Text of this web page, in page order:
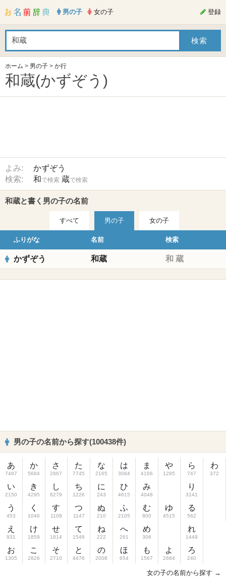
男の子 女の子 登録
ホーム > 男の子 > か行
和蔵(かずぞう)
よみ:
かずぞう
検索:
和で検索 蔵で検索
和蔵と書く男の子の名前
すべて 男の子 女の子
ふりがな 名前 検索
かずぞう 和蔵 和 蔵
男の子の名前から探す(100438件)
あ
7497
い
2150
う
453
え
931
お
1305
か
5684
き
4295
く
1046
け
1859
こ
2826
さ
2867
し
6279
す
1108
せ
1814
そ
2710
た
7745
ち
1226
つ
1147
て
1546
と
4476
な
2165
に
243
ぬ
210
ね
222
の
2008
は
3084
ひ
4615
ふ
2105
へ
261
ほ
654
ま
4166
み
4048
む
800
め
306
も
1567
や
1295
ゆ
4515
よ
2684
ら
747
り
3141
る
562
れ
1449
ろ
240
わ
372
女の子の名前から探す →